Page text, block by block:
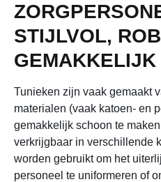
STIJLVOL,
GEMAKKELIJK
Tunieken zijn vaak gemaakt
materialen (vaak katoen- en
gemakkelijk schoon te
verkrijgbaar in verschillende
worden gebruikt om het
personeel te uniformeren of